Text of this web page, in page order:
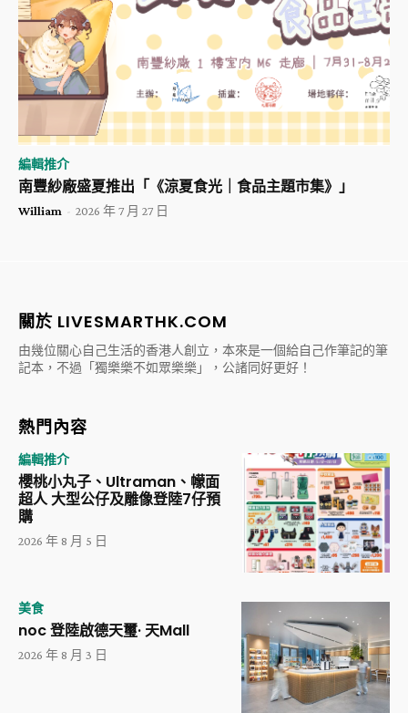
編輯推介
南豐紗廠盛夏推出「《涼夏食光｜食品主題市集》」
William - 2026 年 7 月 27 日
關於 LIVESMARTHK.COM
由幾位關心自己生活的香港人創立，本來是一個給自己作筆記的筆
記本，不過「獨樂樂不如眾樂樂」，公諸同好更好！
熱門內容
編輯推介
櫻桃小丸子、Ultraman、幪面
超人 大型公仔及雕像登陸7仔預
購
2026 年 8 月 5 日
美食
noc 登陸啟德天璽· 天Mall
2026 年 8 月 3 日